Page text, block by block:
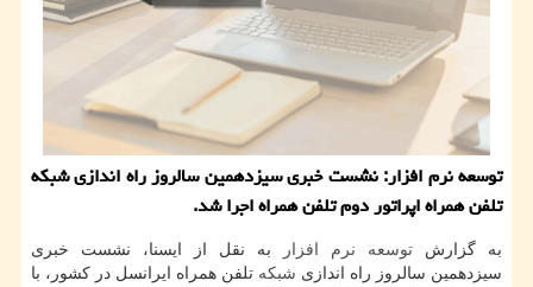
توسعه نرم افزار: نشست خبری سیزدهمین سالروز راه اندازی شبكه
تلفن همراه اپراتور دوم تلفن همراه اجرا شد.
به گزارش توسعه نرم افزار
به نقل از ایسنا، نشست خبری
سیزدهمین سالروز راه اندازی شبكه تلفن همراه ایرانسل در كشور، با